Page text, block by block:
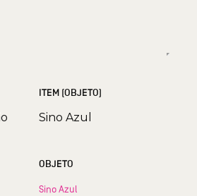
ITEM (OBJETO)
Sino Azul
OBJETO
Sino Azul